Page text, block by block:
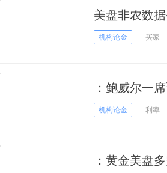
美盘非农数
机构论金 买家
：鲍威尔一
金？
机构论金 利率
：黄金美盘